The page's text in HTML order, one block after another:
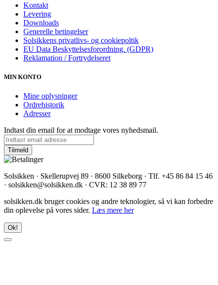
Kontakt
Levering
Downloads
Generelle betingelser
Solsikkens privatlivs- og cookiepoltik
EU Data Beskyttelsesforordning. (GDPR)
Reklamation / Fortrydelseret
MIN KONTO
Mine oplysninger
Ordrehistorik
Adresser
Indtast din email for at modtage vores nyhedsmail.
Solsikken · Skellerupvej 89 · 8600 Silkeborg · Tlf. +45 86 84 15 46
· solsikken@solsikken.dk · CVR: 12 38 89 77
solsikken.dk bruger cookies og andre teknologier, så vi kan forbedre
din oplevelse på vores sider. Læs mere her
Ok!